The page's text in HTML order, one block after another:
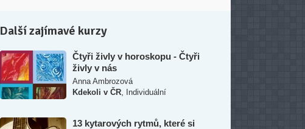
Další zajímavé kurzy
Čtyři živly v horoskopu - Čtyři
živly v nás
Anna Ambrozová
Kdekoli v ČR
Individuální
13 kytarových rytmů, které si